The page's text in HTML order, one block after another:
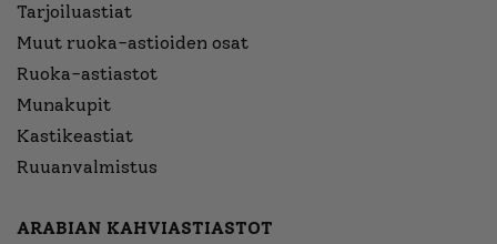
Tarjoiluastiat
Muut ruoka-astioiden osat
Ruoka-astiastot
Munakupit
Kastikeastiat
Ruuanvalmistus
ARABIAN KAHVIASTIASTOT